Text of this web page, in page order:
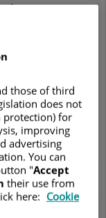
que tenga
intolerancia a
(11 A 14 AÑOS)
those of third
does not
protection) for
improving
advertising
You can
"Accept
their use from
here: Cookie